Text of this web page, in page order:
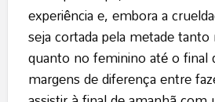
experiência e, embora a
seja cortada pela metade
quanto no feminino até o final
margens de diferença entre